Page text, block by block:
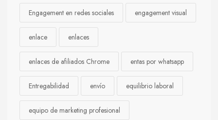
Engagement en redes sociales engagement visual
enlace enlaces
enlaces de afiliados Chrome entas por whatsapp
Entregabilidad envío equilibrio laboral
equipo de marketing profesional